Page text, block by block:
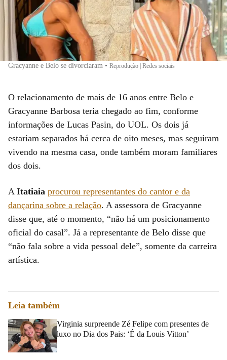
Gracyanne e Belo se divorciaram • Reprodução | Redes sociais
O relacionamento de mais de 16 anos entre Belo e
Gracyanne Barbosa teria chegado ao fim, conforme
informações de Lucas Pasin, do UOL. Os dois já
estariam separados há cerca de oito meses, mas seguiram
vivendo na mesma casa, onde também moram familiares
dos dois.
A Itatiaia procurou representantes do cantor e da
dançarina sobre a relação. A assessora de Gracyanne
disse que, até o momento, “não há um posicionamento
oficial do casal”. Já a representante de Belo disse que
“não fala sobre a vida pessoal dele”, somente da carreira
artística.
Leia também
Virginia surpreende Zé Felipe com presentes de
luxo no Dia dos Pais: ‘É da Louis Vitton’